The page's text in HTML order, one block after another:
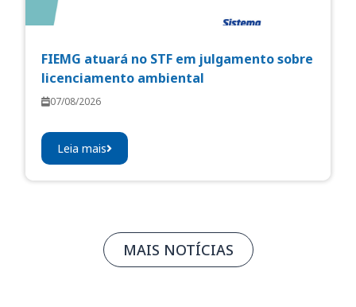
FIEMG atuará no STF em julgamento sobre
licenciamento ambiental
07/08/2026
Leia mais
MAIS NOTÍCIAS